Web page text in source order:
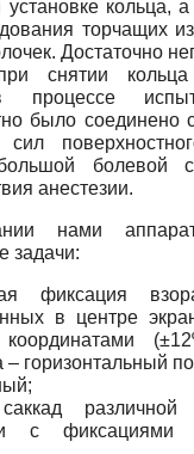
кольца,
торчащих
Достаточно
снятии
процессе
было соединено
болевой
анестезии.
нами
задачи:
фиксация
в центре
– горизонтальный
саккад
с фиксациями